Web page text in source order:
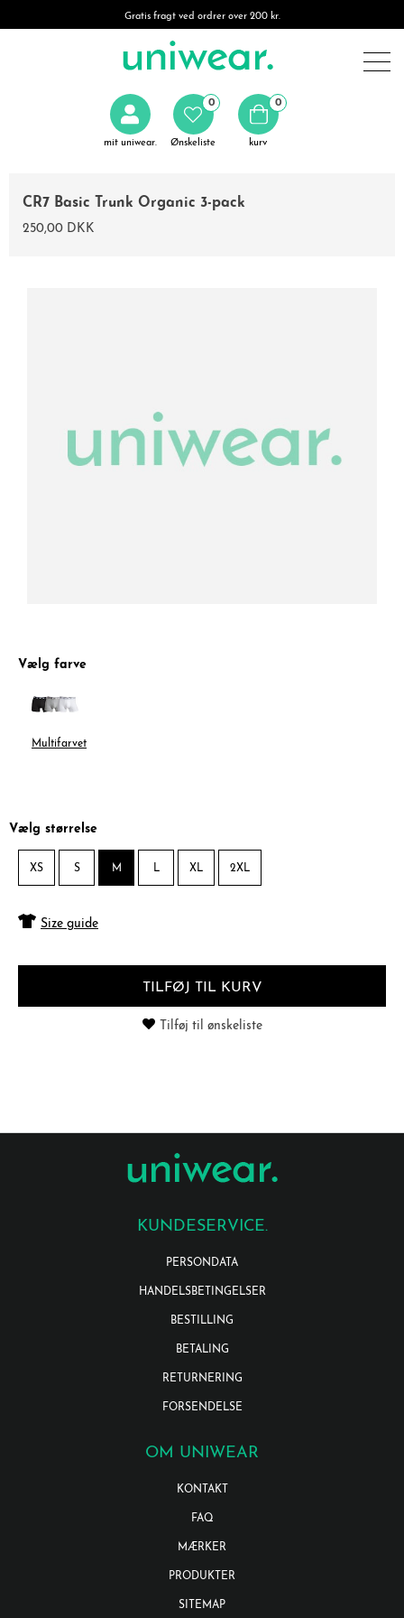
Gratis fragt ved ordrer over 200 kr.
mit uniwear. Ønskeliste
0 0
kurv
CR7 Basic Trunk Organic 3-pack
250,00 DKK
Vælg farve
Multifarvet
Vælg størrelse
XS S M L XL 2XL
Size guide
TILFØJ TIL KURV
Tilføj til ønskeliste
KUNDESERVICE.
PERSONDATA
HANDELSBETINGELSER
BESTILLING
BETALING
RETURNERING
FORSENDELSE
OM UNIWEAR
KONTAKT
FAQ
MÆRKER
PRODUKTER
SITEMAP